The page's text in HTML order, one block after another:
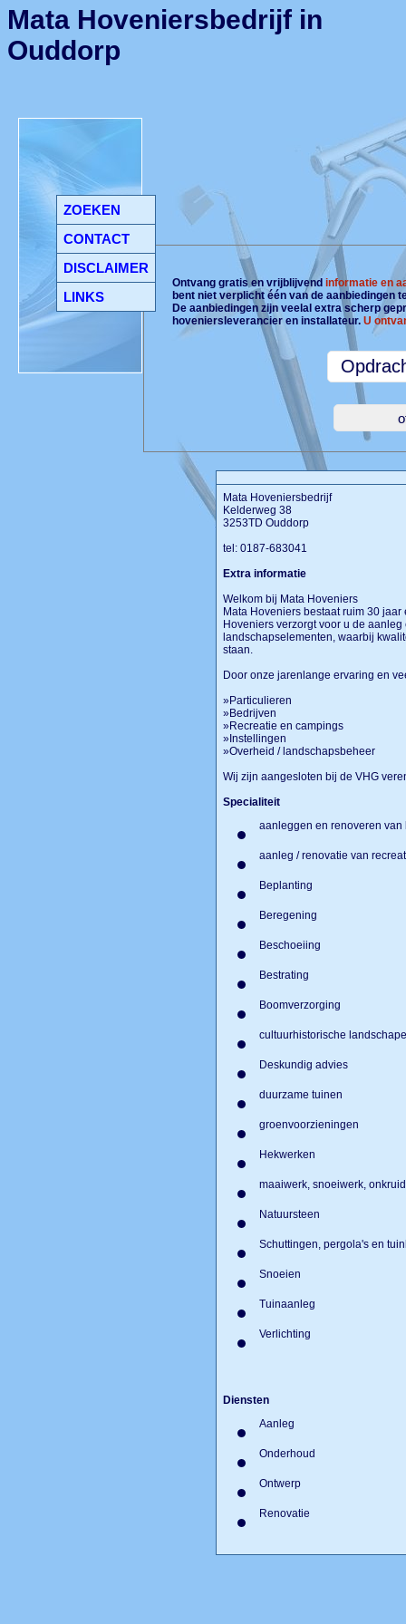
ZOEKEN
CONTACT
DISCLAIMER
LINKS
Mata Hoveniersbedrijf in
Ouddorp
Ontvang gratis en vrijblijvendinformatie en
bent niet verplicht één van de aanbiedingen
De aanbiedingen zijn veelal extra scherp
hoveniersleverancier en installateur.U
Mata Hoveniersbedrijf
Kelderweg 38
3253TD Ouddorp
tel: 0187-683041
Extra informatie
Welkom bij Mata Hoveniers
Mata Hoveniers bestaat ruim 30
Hoveniers verzorgt voor u de
landschapselementen, waarbij
staan.
Door onze jarenlange ervaring en
»Particulieren
»Bedrijven
»Recreatie en campings
»Instellingen
»Overheid / landschapsbeheer
Wij zijn aangesloten bij de VHG
Specialiteit
aanleggen en renoveren
aanleg / renovatie van
Beplanting
Beregening
Beschoeiing
Bestrating
Boomverzorging
cultuurhistorische
Deskundig advies
duurzame tuinen
groenvoorzieningen
Hekwerken
maaiwerk, snoeiwerk,
Natuursteen
Schuttingen, pergola's en
Snoeien
Tuinaanleg
Verlichting
Diensten
Aanleg
Onderhoud
Ontwerp
Renovatie